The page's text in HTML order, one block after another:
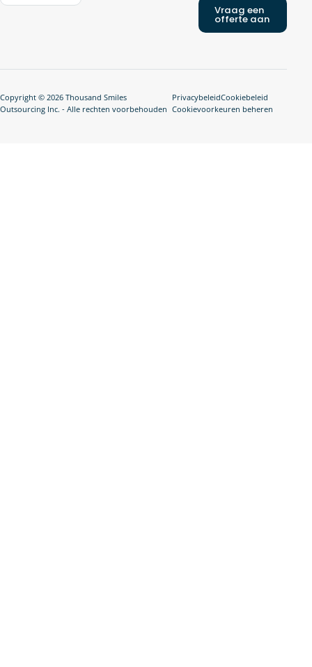
Vraag een
offerte aan
Copyright © 2026 Thousand Smiles
Outsourcing Inc. - Alle rechten voorbehouden
PrivacybeleidCookiebeleid
Cookievoorkeuren beheren